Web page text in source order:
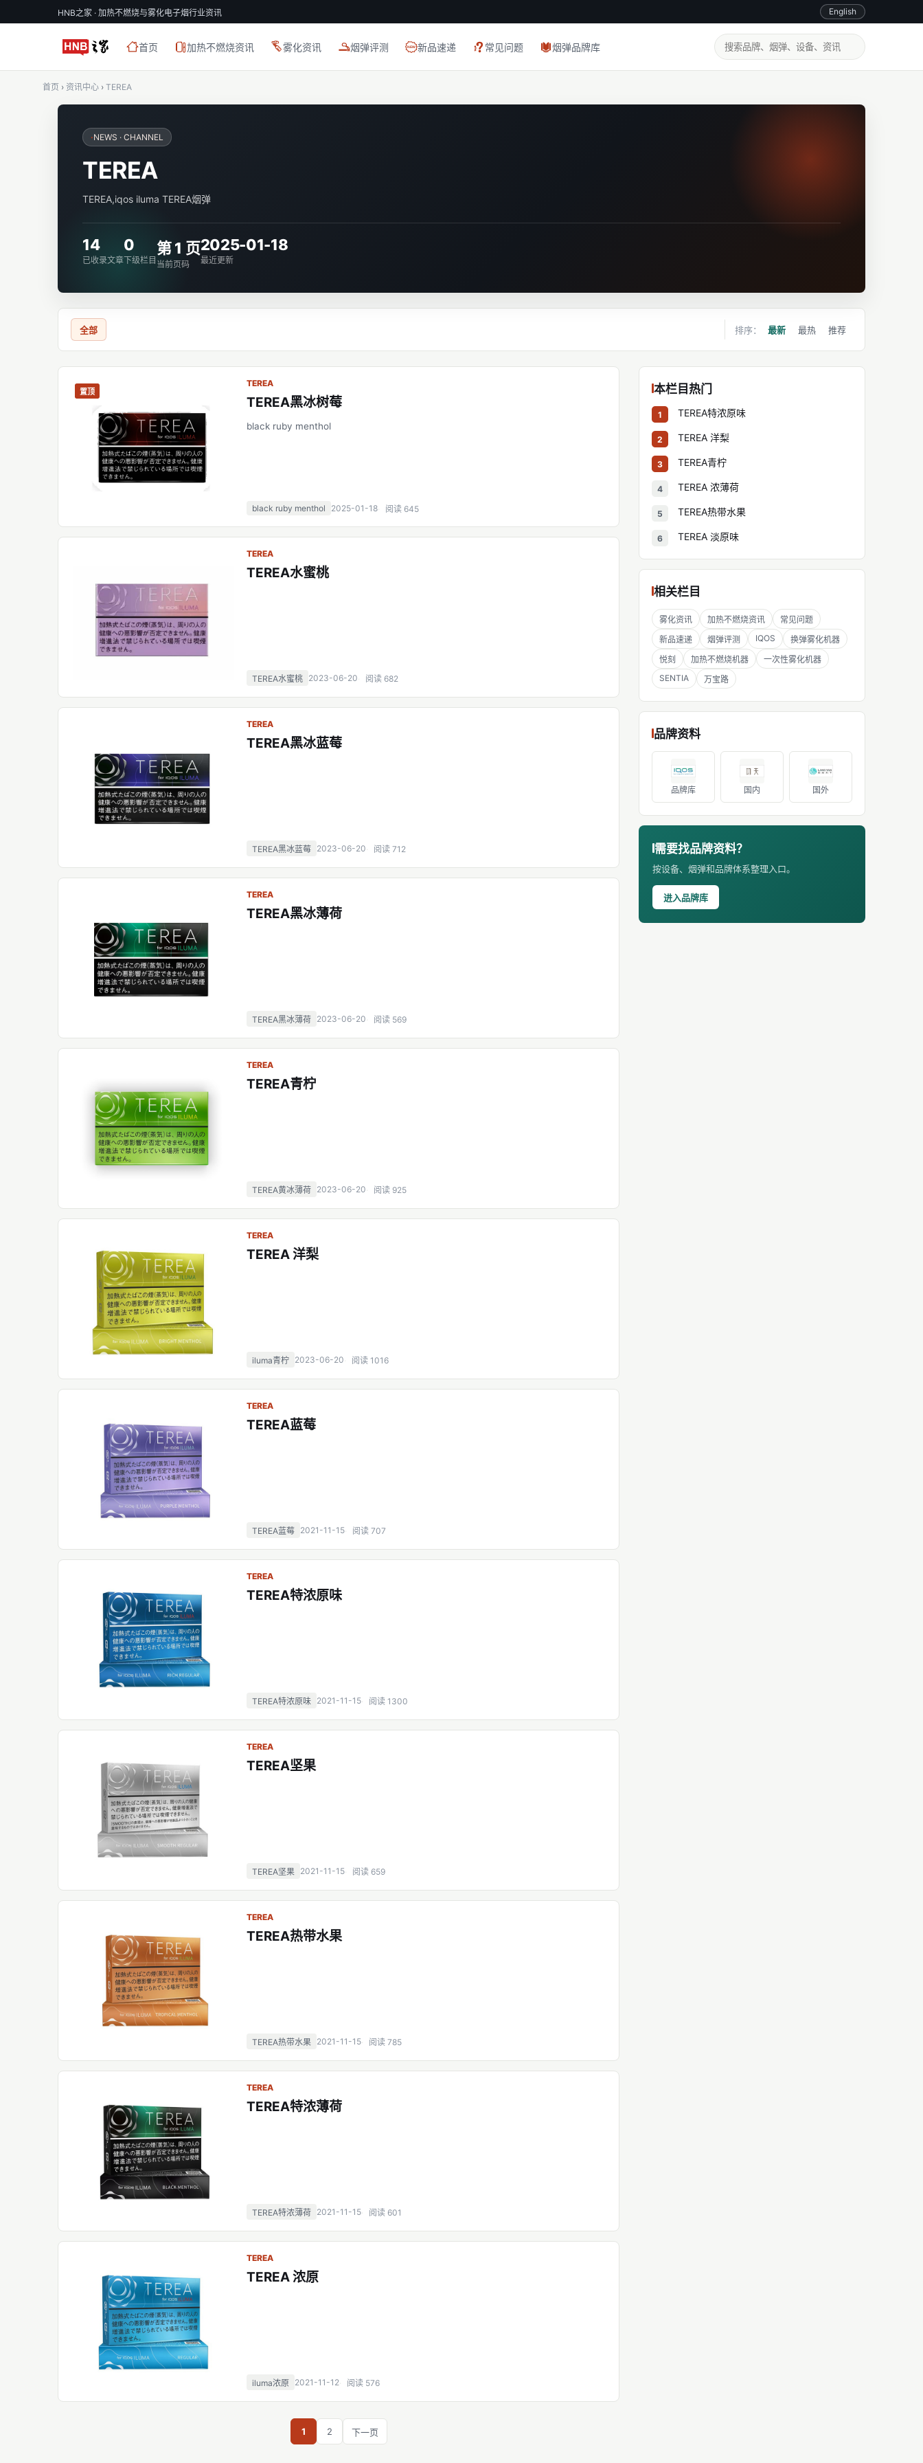
HNB之家 · 加热不燃烧与雾化电子烟行业资讯 English
首页 加热不燃烧资讯 雾化资讯 烟弹评测 新品速递 常见问题 烟弹品牌库
首页 › 资讯中心 › TEREA
·NEWS · CHANNEL
TEREA
TEREA,iqos iluma TEREA烟弹
14
已收录文章
0
下级栏目
第 1 页
当前页码
2025-01-18
最近更新
全部 排序： 最新 最热 推荐
置顶
TEREA
TEREA黑冰树莓
black ruby menthol
black ruby menthol 2025-01-18 阅读 645
TEREA
TEREA水蜜桃
TEREA水蜜桃 2023-06-20 阅读 682
TEREA
TEREA黑冰蓝莓
TEREA黑冰蓝莓 2023-06-20 阅读 712
TEREA
TEREA黑冰薄荷
TEREA黑冰薄荷 2023-06-20 阅读 569
TEREA
TEREA青柠
TEREA黄冰薄荷 2023-06-20 阅读 925
TEREA
TEREA 洋梨
iluma青柠 2023-06-20 阅读 1016
TEREA
TEREA蓝莓
TEREA蓝莓 2021-11-15 阅读 707
TEREA
TEREA特浓原味
TEREA特浓原味 2021-11-15 阅读 1300
TEREA
TEREA坚果
TEREA坚果 2021-11-15 阅读 659
TEREA
TEREA热带水果
TEREA热带水果 2021-11-15 阅读 785
TEREA
TEREA特浓薄荷
TEREA特浓薄荷 2021-11-15 阅读 601
TEREA
TEREA 浓原
iluma浓原 2021-11-12 阅读 576
1 2 下一页
本栏目热门
1 TEREA特浓原味
2 TEREA 洋梨
3 TEREA青柠
4 TEREA 浓薄荷
5 TEREA热带水果
6 TEREA 淡原味
相关栏目
雾化资讯 加热不燃烧资讯
常见问题
新品速递
烟弹评测 IQOS
换弹雾化机器
悦刻
加热不燃烧机器
一次性雾化机器
SENTIA
万宝路
品牌资料
品牌库 国内 国外
需要找品牌资料？
按设备、烟弹和品牌体系整理入口。
进入品牌库